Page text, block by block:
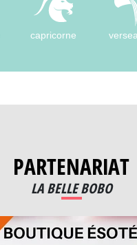
capricorne
PARTENARIAT
LA BELLE BOBO